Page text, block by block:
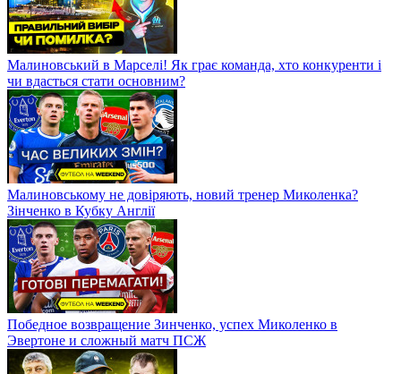
Малиновський в Марселі! Як грає команда, хто конкуренти і
чи вдасться стати основним?
Малиновському не довіряють, новий тренер Миколенка?
Зінченко в Кубку Англії
Победное возвращение Зинченко, успех Миколенко в
Эвертоне и сложный матч ПСЖ